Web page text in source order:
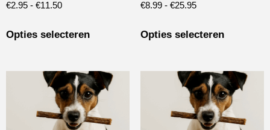
€2.95 - €11.50
Opties selecteren
€8.99 - €25.95
Opties selecteren